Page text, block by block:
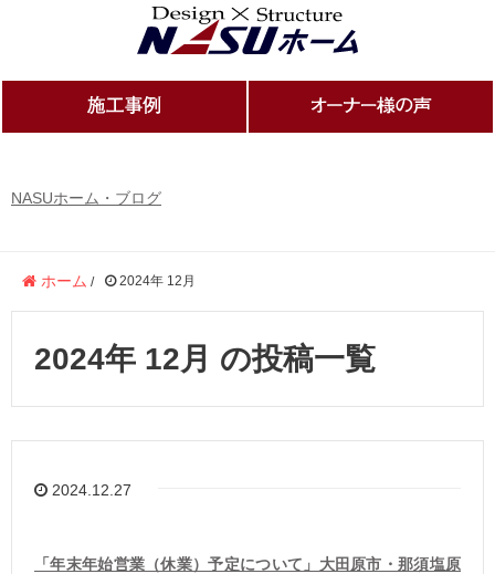
NASUホーム・ブログ
ホーム / 2024年 12月
2024年 12月 の投稿一覧
2024.12.27
「年末年始営業（休業）予定について」大田原市・那須塩原